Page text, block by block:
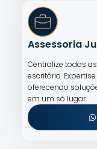
Assessoria
Centralize todas
escritório.
oferecendo
em um só lugar.